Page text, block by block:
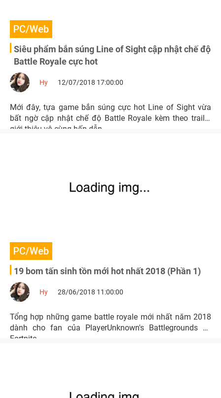
PC/Web
Siêu phẩm bắn súng Line of Sight cập nhật chế độ
Battle Royale cực hot
Hy 12/07/2018 17:00:00
Mới đây, tựa game bắn súng cực hot Line of Sight vừa
bất ngờ cập nhật chế độ Battle Royale kèm theo trailer
giới thiệu vô cùng hấp dẫn.
PC/Web
19 bom tấn sinh tồn mới hot nhất 2018 (Phần 1)
Hy 28/06/2018 11:00:00
Tổng hợp những game battle royale mới nhất năm 2018
dành cho fan của PlayerUnknown's Battlegrounds và
Fortnite.